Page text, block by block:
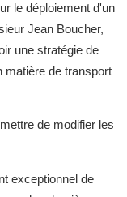
le déploiement d'un
Jean Boucher,
une stratégie de
matière de transport
de modifier les
exceptionnel de